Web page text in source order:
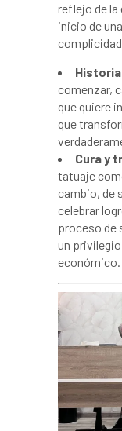
reflejo de la
inicio de
comenzar,
que quiere
que
Cura y
tatuaje
cambio, de
celebrar
proceso de
un privilegio
económico.